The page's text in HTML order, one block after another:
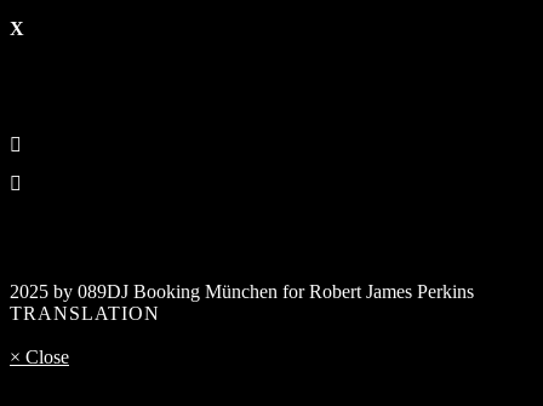
2025 by 089DJ Booking München for Robert James Perkins
TRANSLATION
× Close